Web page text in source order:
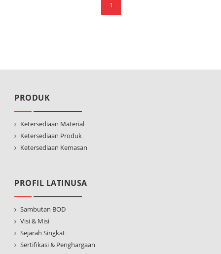
1
PRODUK
Ketersediaan Material
Ketersediaan Produk
Ketersediaan Kemasan
PROFIL LATINUSA
Sambutan BOD
Visi & Misi
Sejarah Singkat
Sertifikasi & Penghargaan